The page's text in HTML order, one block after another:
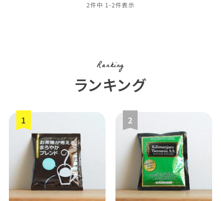
2件中 1-2件表示
Ranking
ランキング